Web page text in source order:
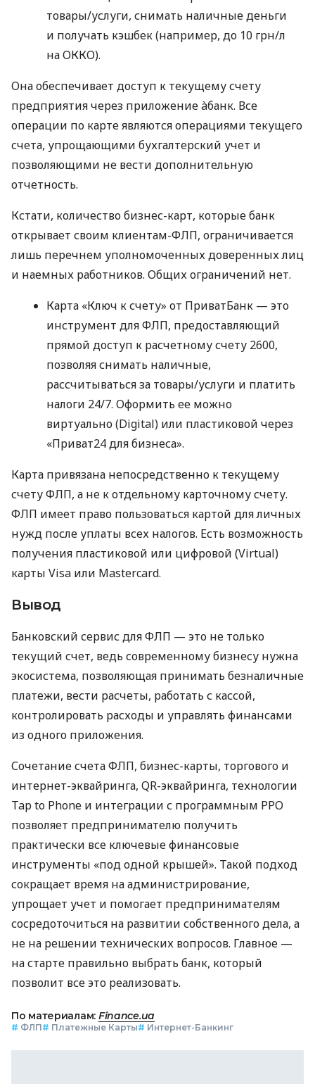
товары/услуги, снимать наличные деньги
и получать кэшбек (например, до 10 грн/л
на ОККО).
Она обеспечивает доступ к текущему счету
предприятия через приложение àбанк. Все
операции по карте являются операциями текущего
счета, упрощающими бухгалтерский учет и
позволяющими не вести дополнительную
отчетность.
Кстати, количество бизнес-карт, которые банк
открывает своим клиентам-ФЛП, ограничивается
лишь перечнем уполномоченных доверенных лиц
и наемных работников. Общих ограничений нет.
Карта «Ключ к счету» от ПриватБанк — это
инструмент для ФЛП, предоставляющий
прямой доступ к расчетному счету 2600,
позволяя снимать наличные,
рассчитываться за товары/услуги и платить
налоги 24/7. Оформить ее можно
виртуально (Digital) или пластиковой через
«Приват24 для бизнеса».
Карта привязана непосредственно к текущему
счету ФЛП, а не к отдельному карточному счету.
ФЛП имеет право пользоваться картой для личных
нужд после уплаты всех налогов. Есть возможность
получения пластиковой или цифровой (Virtual)
карты Visa или Mastercard.
Вывод
Банковский сервис для ФЛП — это не только
текущий счет, ведь современному бизнесу нужна
экосистема, позволяющая принимать безналичные
платежи, вести расчеты, работать с кассой,
контролировать расходы и управлять финансами
из одного приложения.
Сочетание счета ФЛП, бизнес-карты, торгового и
интернет-эквайринга, QR-эквайринга, технологии
Tap to Phone и интеграции с программным РРО
позволяет предпринимателю получить
практически все ключевые финансовые
инструменты «под одной крышей». Такой подход
сокращает время на администрирование,
упрощает учет и помогает предпринимателям
сосредоточиться на развитии собственного дела, а
не на решении технических вопросов. Главное —
на старте правильно выбрать банк, который
позволит все это реализовать.
По материалам: Finance.ua
# ФЛП# Платежные Карты# Интернет-Банкинг